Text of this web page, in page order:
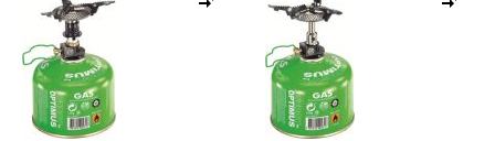
vertailuun